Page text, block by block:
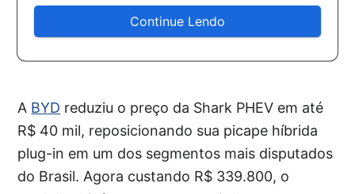
Continue Lendo
A BYD reduziu o preço da Shark PHEV em até
R$ 40 mil, reposicionando sua picape híbrida
plug-in em um dos segmentos mais disputados
do Brasil. Agora custando R$ 339.800, o